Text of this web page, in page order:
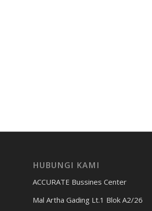
HUBUNGI KAMI
ACCURATE Bussines Center
Mal Artha Gading Lt.1 Blok A2/26